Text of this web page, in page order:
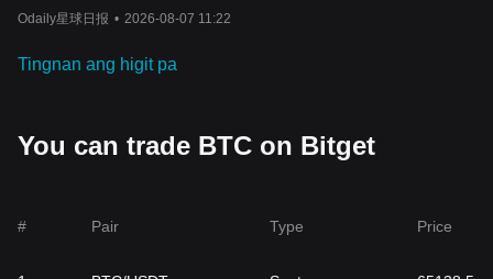
alinmang entity na kontrolin ang system. Iniimbak ng mga user
isang pampublikong susi (ginagamit para sa pagtanggap ng
Anna, ibe-verify ng network ang mga pondo ni Tom at pipirmahan
cryptographic puzzle. Ang unang minero na lutasin ang puzzle ay
Odaily星球日报 • 2026-08-07 11:22
Tingnan ang higit pa
You can trade BTC on Bitget
# Pair Type Price